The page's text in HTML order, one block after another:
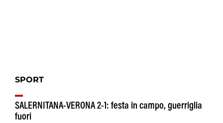
SPORT
SALERNITANA-VERONA 2-1: festa in campo, guerriglia
fuori